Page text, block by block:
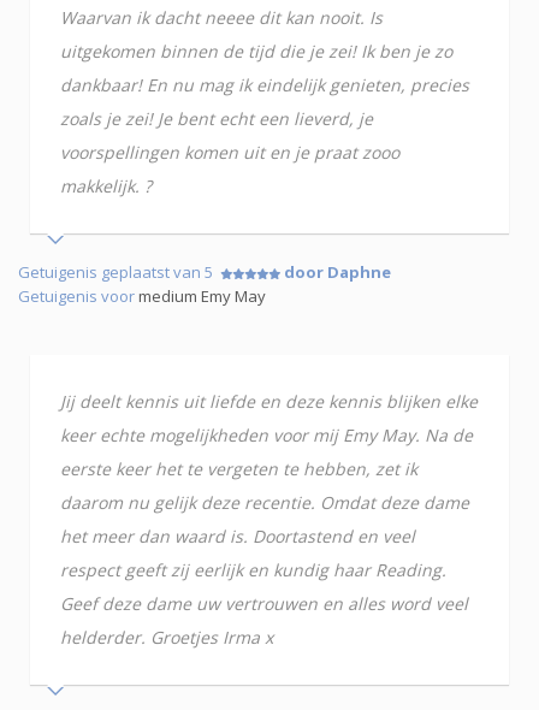
Waarvan ik dacht neeee dit kan nooit. Is
uitgekomen binnen de tijd die je zei! Ik ben je zo
dankbaar! En nu mag ik eindelijk genieten, precies
zoals je zei! Je bent echt een lieverd, je
voorspellingen komen uit en je praat zooo
makkelijk. ?
Getuigenis geplaatst van 5
door Daphne
Getuigenis voormedium Emy May
Jij deelt kennis uit liefde en deze kennis blijken elke
keer echte mogelijkheden voor mij Emy May. Na de
eerste keer het te vergeten te hebben, zet ik
daarom nu gelijk deze recentie. Omdat deze dame
het meer dan waard is. Doortastend en veel
respect geeft zij eerlijk en kundig haar Reading.
Geef deze dame uw vertrouwen en alles word veel
helderder. Groetjes Irma x